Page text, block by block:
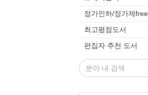
정가인하/정가제free
최고평점도서
편집자 추천 도서